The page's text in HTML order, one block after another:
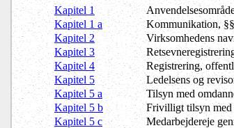
Kapitel 1
Kapitel 1 a
Kommunikation,
Kapitel 2
Virksomhedens
Kapitel 3
Kapitel 4
Registrering,
Kapitel 5
Ledelsens og
Kapitel 5 a
Tilsyn med
Kapitel 5 b
Frivilligt tilsyn med
Kapitel 5 c
Medarbejdereje